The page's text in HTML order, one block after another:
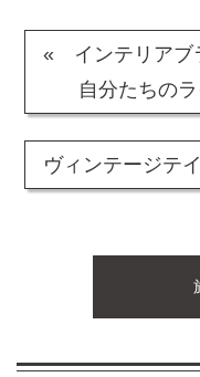
« インテリアブ
自分たちの
ヴィンテージテ